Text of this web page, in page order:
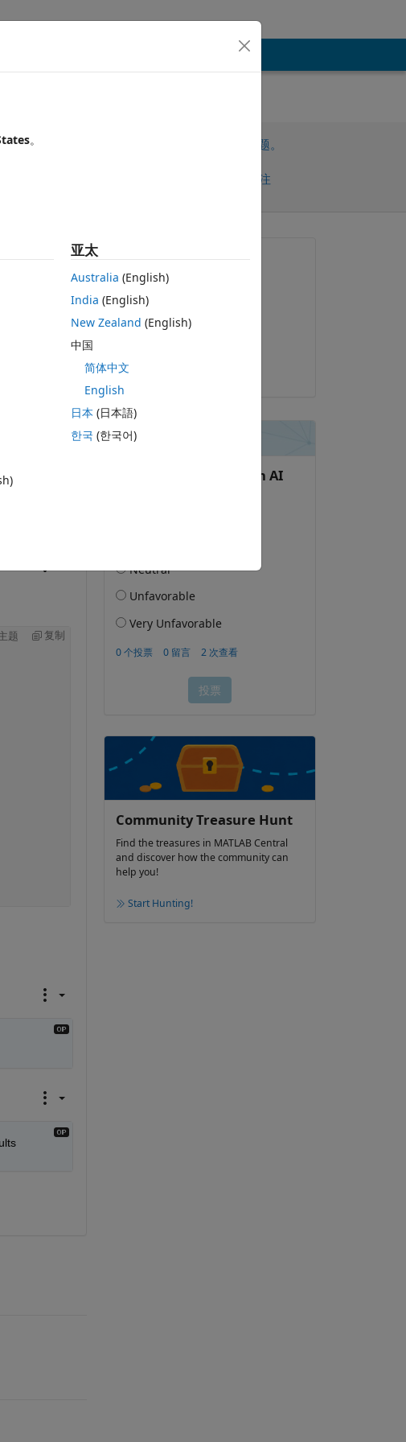
请先登录，再回答此问题。
请先登录再关注
显示 更早的评论
投票
got the
请先登录再关注
题 复制
提问:
Erkan
2022-2-10
评论：
2022-2-11
Community Treasure Hunt
Find the treasures in MATLAB Central
and discover how the community can
help you!
Start Hunting!
。
亚太
Australia (English)
India (English)
New Zealand (English)
中国
简体中文
English
日本 (日本語)
한국 (한국어)